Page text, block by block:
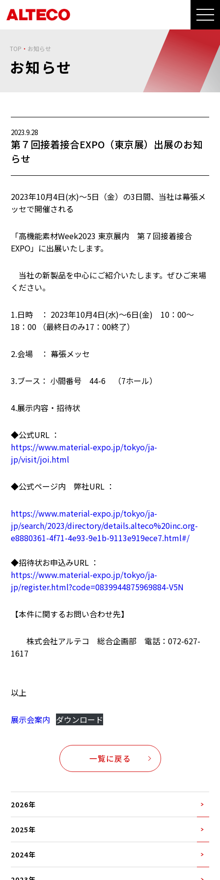
TOP お知らせ
お知らせ
2023.9.28
第７回接着接合EXPO（東京展）出展のお知
らせ
2023年10月4日(水)～5日（金）の3日間、当社は幕張メ
ッセで開催される
「高機能素材Week2023 東京展内 第７回接着接合
EXPO」に出展いたします。
当社の新製品を中心にご紹介いたします。ぜひご来場
ください。
1.日時 ： 2023年10月4日(水)～6日(金) 10：00～
18：00 （最終日のみ17：00終了）
2.会場 ： 幕張メッセ
3.ブース： 小間番号 44-6 （7ホール）
4.展示内容・招待状
◆公式URL ：
https://www.material-expo.jp/tokyo/ja-
jp/visit/joi.html
◆公式ページ内 弊社URL ：
https://www.material-expo.jp/tokyo/ja-
jp/search/2023/directory/details.alteco%20inc.org-
e8880361-4f71-4e93-9e1b-9113e919ece7.html#/
◆招待状お申込みURL ：
https://www.material-expo.jp/tokyo/ja-
jp/register.html?code=0839944875969884-V5N
【本件に関するお問い合わせ先】
株式会社アルテコ 総合企画部 電話：072-627-
1617
以上
展示会案内 ダウンロード
一覧に戻る
2026年
2025年
2024年